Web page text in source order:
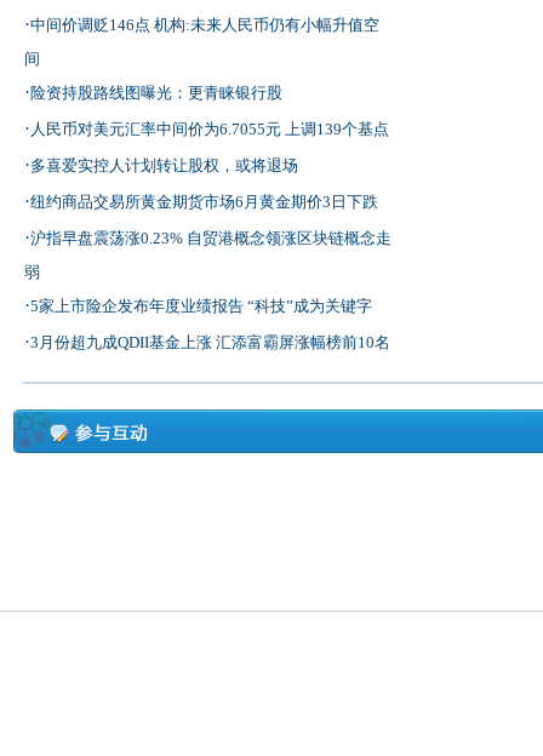
·中间价调贬146点 机构:未来人民币仍有小幅升值空
间
·险资持股路线图曝光：更青睐银行股
· 人民币对美元汇率中间价为6.7055元 上调139个基点
·多喜爱实控人计划转让股权，或将退场
·纽约商品交易所黄金期货市场6月黄金期价3日下跌
·沪指早盘震荡涨0.23% 自贸港概念领涨区块链概念走
弱
·5家上市险企发布年度业绩报告 “科技”成为关键字
·3月份超九成QDII基金上涨 汇添富霸屏涨幅榜前10名